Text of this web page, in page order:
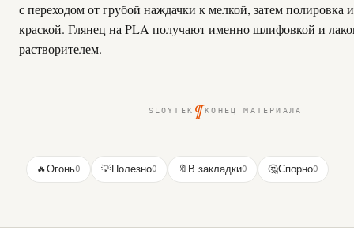
с переходом от грубой наждачки к мелкой, затем полировка
краской. Глянец на PLA получают именно шлифовкой и
растворителем.
SLOYTEK ¶КОНЕЦ МАТЕРИАЛА
🔥Огонь0 💡Полезно0 🔖 В закладки0 🤔Спорно0